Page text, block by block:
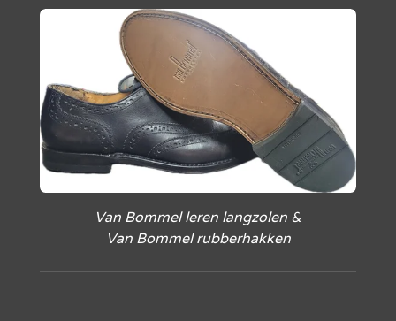
Van Bommel leren langzolen &
Van Bommel rubberhakken